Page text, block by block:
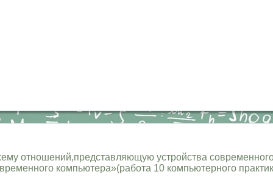
отношений,представляющую устройства
компьютера»(работа 10 компьютерного